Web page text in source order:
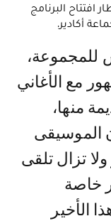
افتتاح البرنامج
أكادير.
مع الأغاني
منها،
الموسيقى
ولا تزال تلقى
خاصة
الأخير